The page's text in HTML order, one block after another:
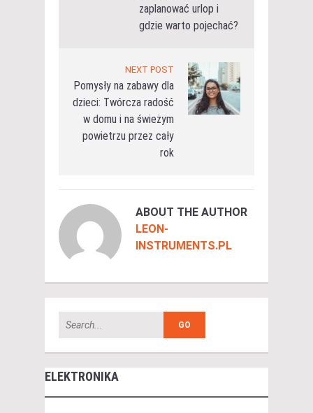
zaplanować urlop i
gdzie warto pojechać?
NEXT POST
Pomysły na zabawy dla
dzieci: Twórcza radość
w domu i na świeżym
powietrzu przez cały
rok
ABOUT THE AUTHOR
LEON-
INSTRUMENTS.PL
ELEKTRONIKA